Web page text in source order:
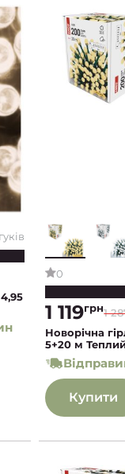
0
1
1 119грн
Новорічна
5+20 м
Купити